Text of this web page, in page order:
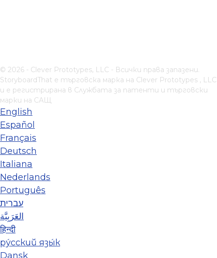
© 2026 - Clever Prototypes, LLC - Всички права запазени.
StoryboardThat е търговска марка на Clever Prototypes , LLC
и е регистрирана в Службата за патенти и търговски
марки на САЩ
English
Español
Français
Deutsch
Italiana
Nederlands
Português
עברית
العَرَبِيَّة
हिन्दी
ру́сский язы́к
Dansk